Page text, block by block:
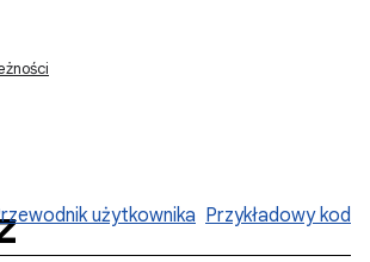
użytkownika Przykładowy kod